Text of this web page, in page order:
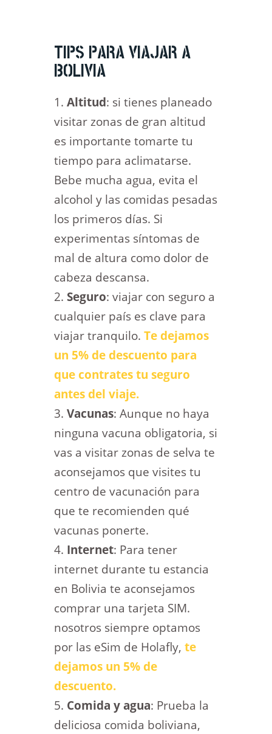
TIPS PARA VIAJAR A
BOLIVIA
Altitud: si tienes planeado
visitar zonas de gran altitud
es importante tomarte tu
tiempo para aclimatarse.
Bebe mucha agua, evita el
alcohol y las comidas pesadas
los primeros días. Si
experimentas síntomas de
mal de altura como dolor de
cabeza descansa.
Seguro: viajar con seguro a
cualquier país es clave para
viajar tranquilo. Te dejamos
un 5% de descuento para
que contrates tu seguro
antes del viaje.
Vacunas: Aunque no haya
ninguna vacuna obligatoria, si
vas a visitar zonas de selva te
aconsejamos que visites tu
centro de vacunación para
que te recomienden qué
vacunas ponerte.
Internet: Para tener
internet durante tu estancia
en Bolivia te aconsejamos
comprar una tarjeta SIM.
nosotros siempre optamos
por las eSim de Holafly, te
dejamos un 5% de
descuento.
Comida y agua: Prueba la
deliciosa comida boliviana,